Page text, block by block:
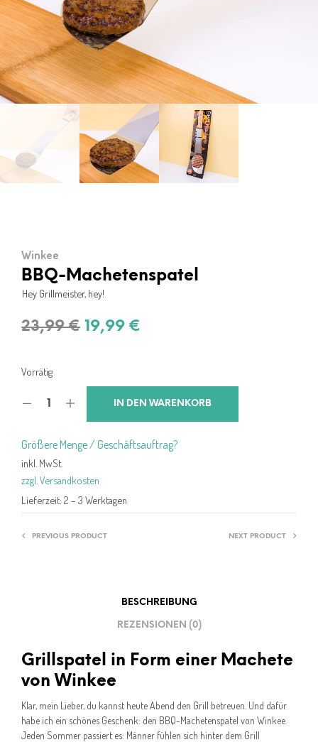
Winkee
BBQ-Machetenspatel
Hey Grillmeister, hey!
23,99€ Ursprünglicher
23,99 €
19,99 €
19,99 €.
Vorrätig
IN DEN WARENKORB
Größere Menge / Geschäftsauftrag?
inkl. MwSt.
zzgl. Versandkosten
Lieferzeit: 2 – 3 Werktagen
PREVIOUS PRODUCT NEXT PRODUCT
BESCHREIBUNG
REZENSIONEN (0)
Grillspatel in Form einer Machete
von Winkee
Klar, mein Lieber, du kannst heute Abend den Grill betreuen. Und dafür
habe ich ein schönes Geschenk: den BBQ-Machetenspatel von Winkee.
Jeden Sommer passiert es: Männer fühlen sich hinter dem Grill